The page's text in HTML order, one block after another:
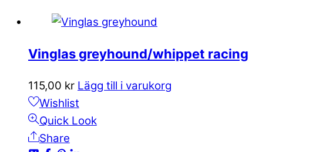
Vinglas greyhound/whippet racing
115,00 kr Lägg till i varukorg
Wishlist
Quick Look
Share